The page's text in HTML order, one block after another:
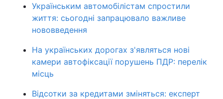
Українським автомобілістам спростили
життя: сьогодні запрацювало важливе
нововведення
На українських дорогах з'являться нові
камери автофіксації порушень ПДР: перелік
місць
Відсотки за кредитами зміняться: експерт